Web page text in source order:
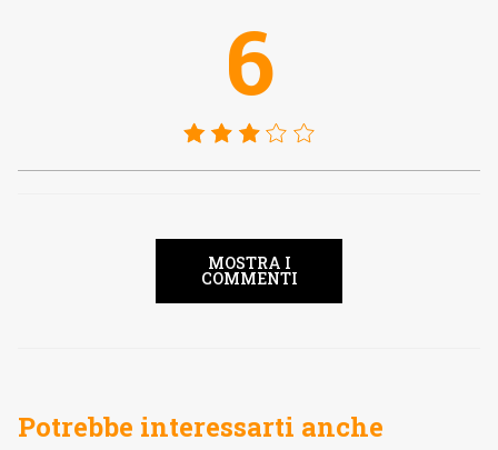
6
MOSTRA I
COMMENTI
Potrebbe interessarti anche